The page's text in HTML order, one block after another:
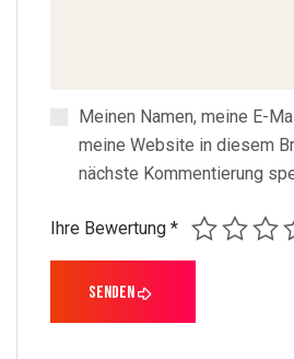
Meinen Namen, meine E-
meine Website in diesem
nächste Kommentierung
Ihre Bewertung *